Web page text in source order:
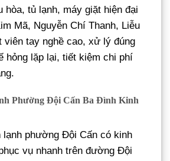
hòa, tủ lạnh, máy giặt hiện đại
Mã, Nguyễn Chí Thanh, Liễu
viên tay nghề cao, xử lý đúng
hỏng lặp lại, tiết kiệm chi phí
Phường Đội Cấn Ba Đình Kinh
lạnh phường Đội Cấn có kinh
vụ nhanh trên đường Đội